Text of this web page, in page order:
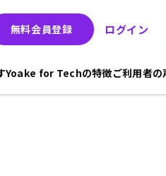
無料会員登録 ログイン
Yoake for Techの特徴ご利用者の